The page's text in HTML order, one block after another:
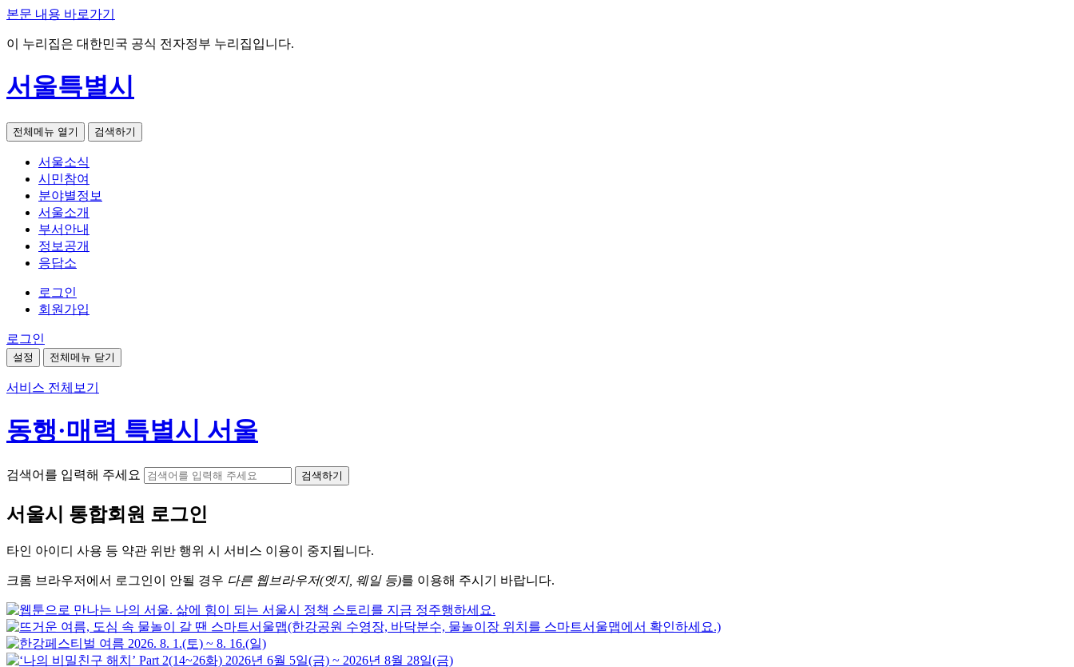
본문 내용 바로가기
이 누리집은 대한민국 공식 전자정부 누리집입니다.
서울특별시
전체메뉴 열기 검색하기
서울소식
시민참여
분야별정보
서울소개
부서안내
정보공개
응답소
로그인
회원가입
로그인
설정 전체메뉴 닫기
서비스 전체보기
동행·매력 특별시 서울
검색어를 입력해 주세요 검색하기
서울시 통합회원 로그인
타인 아이디 사용 등 약관 위반 행위 시 서비스 이용이 중지됩니다.
크롬 브라우저에서 로그인이 안될 경우 다른 웹브라우저(엣지, 웨일 등)를 이용해 주시기 바랍니다.